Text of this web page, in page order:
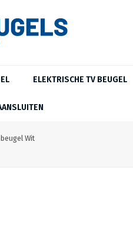
ELEKTRISCHE TV BEUGEL
Wit